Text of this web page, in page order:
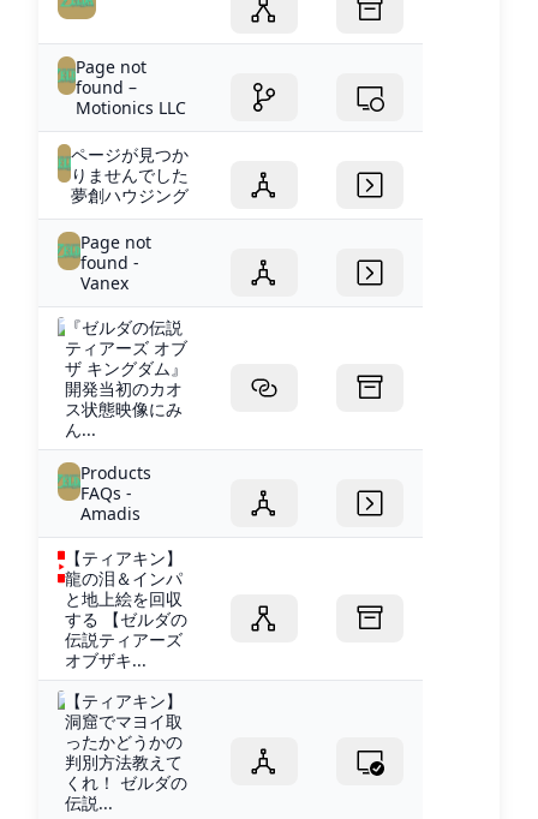
Page not
found –
Motionics LLC
ページが見つか
りませんでした
夢創ハウジング
Page not
found -
Vanex
『ゼルダの伝説
ティアーズ オブ
ザ キングダム』
開発当初のカオ
ス状態映像にみ
ん...
Products
FAQs -
Amadis
【ティアキン】
龍の泪＆インパ
と地上絵を回収
する 【ゼルダの
伝説ティアーズ
オブザキ...
【ティアキン】
洞窟でマヨイ取
ったかどうかの
判別方法教えて
くれ！ ゼルダの
伝説...